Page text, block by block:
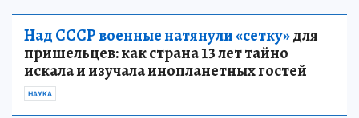
Над СССР военные натянули «сетку»для
пришельцев: как страна 13 лет тайно
искала и изучала инопланетных гостей
НАУКА